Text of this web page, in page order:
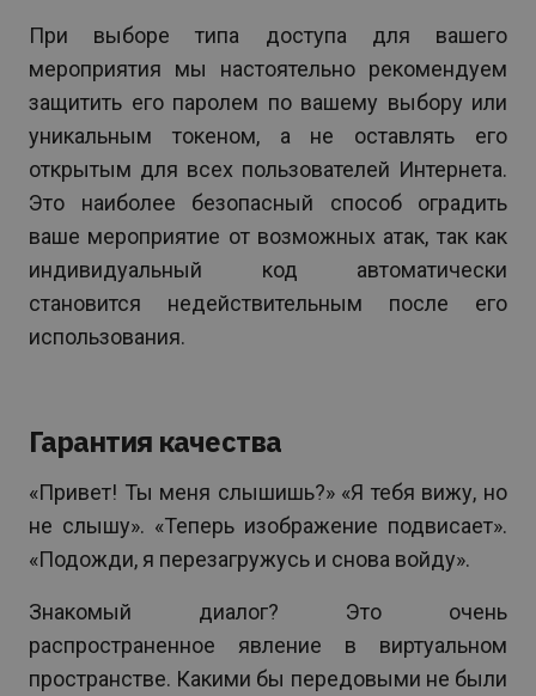
При выборе типа доступа для вашего
мероприятия мы настоятельно рекомендуем
защитить его паролем по вашему выбору или
уникальным токеном, а не оставлять его
открытым для всех пользователей Интернета.
Это наиболее безопасный способ оградить
ваше мероприятие от возможных атак, так как
индивидуальный код автоматически
становится недействительным после его
использования.
Гарантия качества
«Привет! Ты меня слышишь?» «Я тебя вижу, но
не слышу». «Теперь изображение подвисает».
«Подожди, я перезагружусь и снова войду».
Знакомый диалог? Это очень
распространенное явление в виртуальном
пространстве. Какими бы передовыми не были